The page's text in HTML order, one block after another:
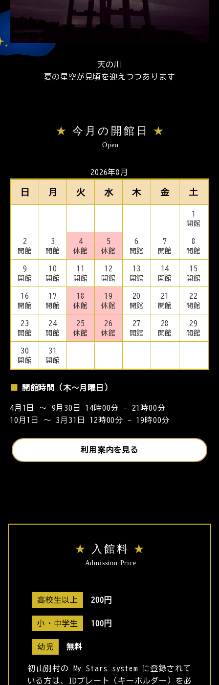
天の川
夏の星空が見頃を迎えつつあります
今月の開館日
Open
2026年8月
日 月 火 水 木 金 土
1
開館
2
開館
3
開館
4
休館
5
休館
6
開館
7
開館
8
開館
9
開館
10
開館
11
開館
12
開館
13
開館
14
開館
15
開館
16
開館
17
開館
18
休館
19
休館
20
開館
21
開館
22
開館
23
開館
24
開館
25
休館
26
休館
27
開館
28
開館
29
開館
30
開館
31
開館
開館時間（木〜月曜日）
4月1日 ～ 9月30日 14時00分 - 21時00分
10月1日 ～ 3月31日 12時00分 - 19時00分
利用案内を見る
入館料
Admission Price
高校生以上 200円
小・中学生 100円
幼児 無料
初山別村の My Stars system に登録されて
いる方は、IDプレート（キーホルダー）を必